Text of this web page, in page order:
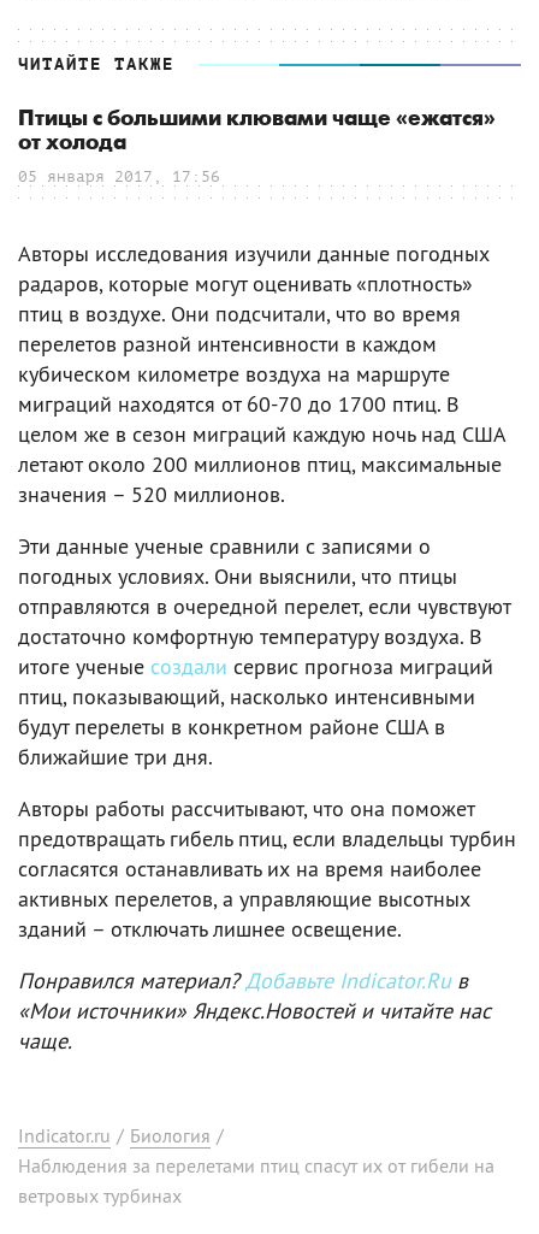
ЧИТАЙТЕ ТАКЖЕ
Птицы с большими клювами чаще «ежатся»
от холода
05 января 2017, 17:56
Авторы исследования изучили данные погодных
радаров, которые могут оценивать «плотность»
птиц в воздухе. Они подсчитали, что во время
перелетов разной интенсивности в каждом
кубическом километре воздуха на маршруте
миграций находятся от 60-70 до 1700 птиц. В
целом же в сезон миграций каждую ночь над США
летают около 200 миллионов птиц, максимальные
значения – 520 миллионов.
Эти данные ученые сравнили с записями о
погодных условиях. Они выяснили, что птицы
отправляются в очередной перелет, если чувствуют
достаточно комфортную температуру воздуха. В
итоге ученые создали сервис прогноза миграций
птиц, показывающий, насколько интенсивными
будут перелеты в конкретном районе США в
ближайшие три дня.
Авторы работы рассчитывают, что она поможет
предотвращать гибель птиц, если владельцы турбин
согласятся останавливать их на время наиболее
активных перелетов, а управляющие высотных
зданий – отключать лишнее освещение.
Понравился материал?Добавьте Indicator.Ruв
«Мои источники» Яндекс.Новостей и читайте нас
чаще.
Indicator.ru / Биология /
Наблюдения за перелетами птиц спасут их от гибели на
ветровых турбинах